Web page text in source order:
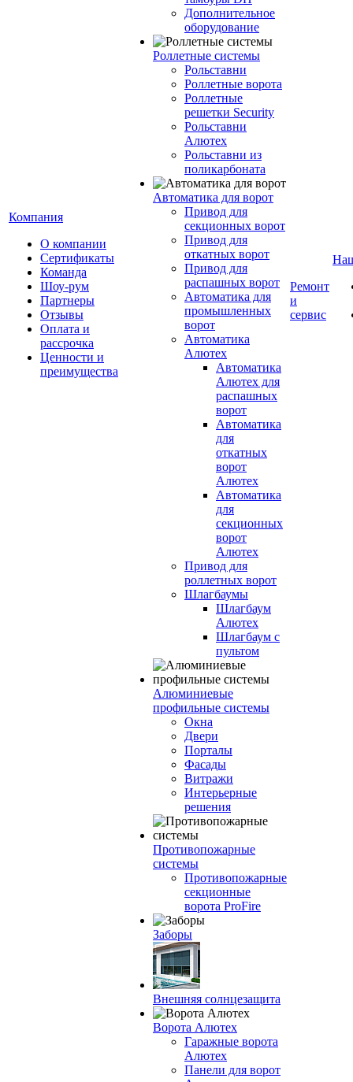
Компания
О компании
Сертификаты
Команда
Шоу-рум
Партнеры
Отзывы
Оплата и
рассрочка
Ценности и
преимущества
Дополнительное
оборудование
Роллетные системы
Рольставни
Роллетные ворота
Роллетные
решетки Security
Рольставни
Алютех
Рольставни из
поликарбоната
Автоматика для ворот
Привод для
секционных ворот
Привод для
откатных ворот
Привод для
распашных ворот
Автоматика для
промышленных
ворот
Автоматика
Алютех
Автоматика
Алютех для
распашных
ворот
Автоматика
для
откатных
ворот
Алютех
Автоматика
для
секционных
ворот
Алютех
Привод для
роллетных ворот
Шлагбаумы
Шлагбаум
Алютех
Шлагбаум с
пультом
Алюминиевые
профильные системы
Окна
Двери
Порталы
Фасады
Витражи
Интерьерные
решения
Противопожарные
системы
Противопожарные
секционные
ворота ProFire
Заборы
Внешняя солнцезащита
Ворота Алютех
Гаражные ворота
Алютех
Панели для ворот
Ремонт
и
сервис